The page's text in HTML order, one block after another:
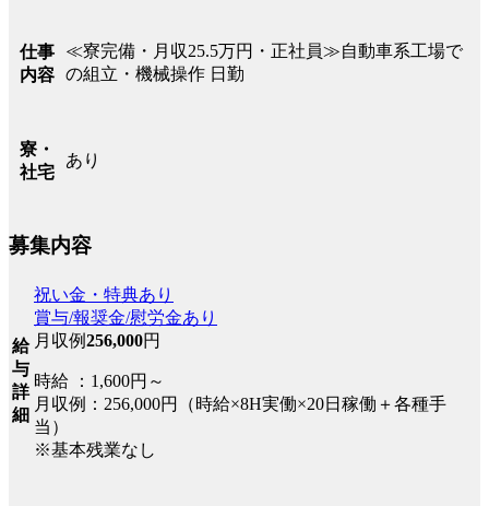
仕事
内容
≪寮完備・月収25.5万円・正社員≫自動車系工場で
の組立・機械操作 日勤
寮・
社宅
あり
募集内容
給
与
詳
細
祝い金・特典あり
賞与/報奨金/慰労金あり
月収例256,000円
時給 ：1,600円～
月収例：256,000円（時給×8H実働×20日稼働＋各種手
当）
※基本残業なし